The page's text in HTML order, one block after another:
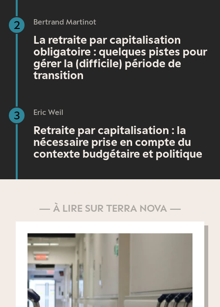
2 Bertrand Martinot
La retraite par capitalisation
obligatoire : quelques pistes pour
gérer la (difficile) période de
transition
3 Eric Weil
Retraite par capitalisation : la
nécessaire prise en compte du
contexte budgétaire et politique
— À LIRE SUR TERRA NOVA —